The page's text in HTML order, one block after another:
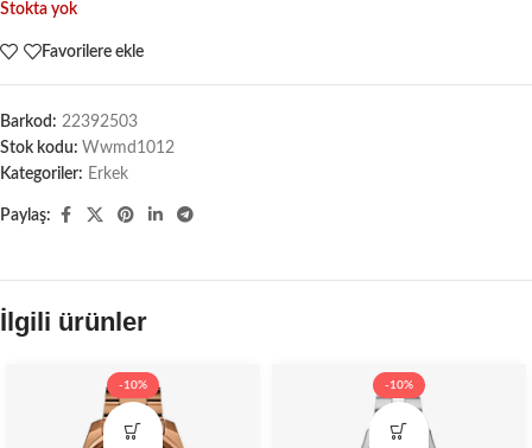
Stokta yok
Favorilere ekle
Barkod: 22392503
Stok kodu: Wwmd1012
Kategoriler: Erkek
Paylaş:
İlgili ürünler
-10% -10%